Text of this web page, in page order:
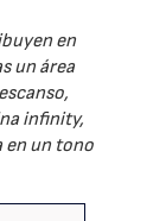
en
un área
infinity,
en un tono